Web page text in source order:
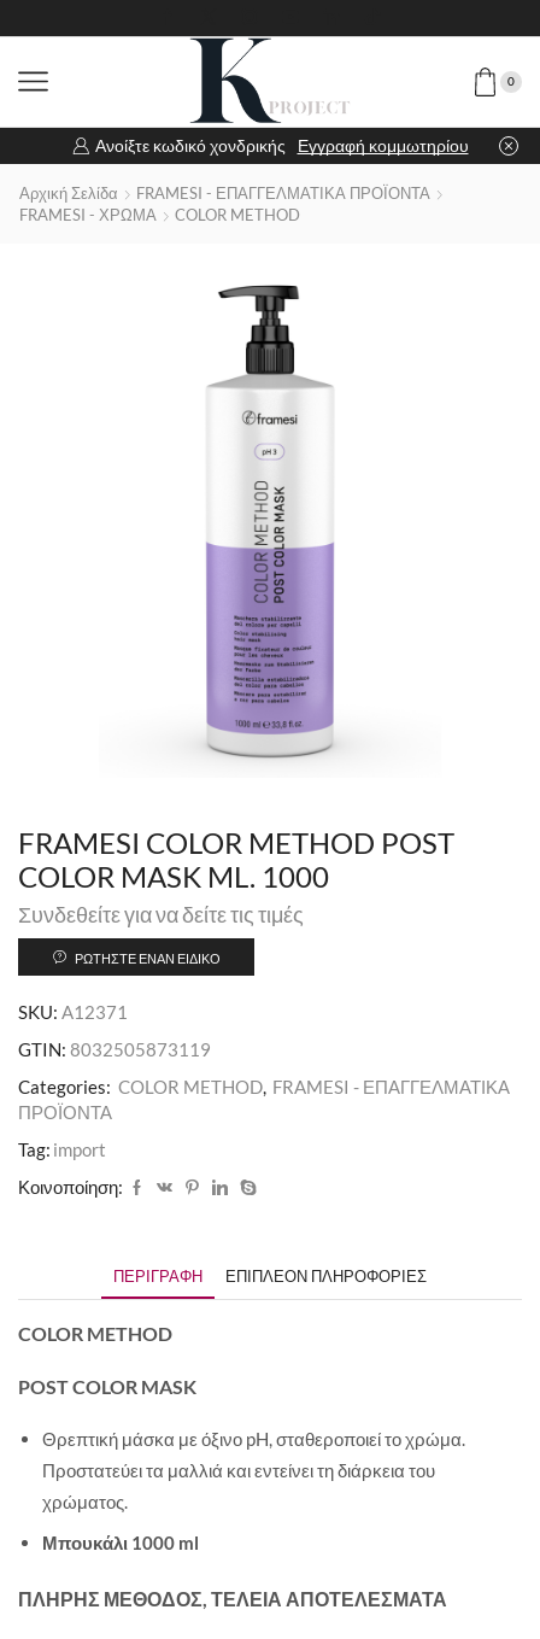
0
Ανοίξτε κωδικό χονδρικής Εγγραφή κομμωτηρίου
Αρχική Σελίδα
FRAMESI - ΕΠΑΓΓΕΛΜΑΤΙΚΑ ΠΡΟΪΟΝΤΑ
FRAMESI - ΧΡΩΜΑ
COLOR METHOD
FRAMESI COLOR METHOD POST
COLOR MASK ML. 1000
Συνδεθείτε για να δείτε τις τιμές
ΡΩΤΉΣΤΕ ΈΝΑΝ ΕΙΔΙΚΌ
SKU: A12371
GTIN: 8032505873119
Categories: COLOR METHOD, FRAMESI - ΕΠΑΓΓΕΛΜΑΤΙΚΑ
ΠΡΟΪΟΝΤΑ
Tag: import
Κοινοποίηση:
ΠΕΡΙΓΡΑΦΉ ΕΠΙΠΛΈΟΝ ΠΛΗΡΟΦΟΡΊΕΣ
COLOR METHOD
POST COLOR MASK
Θρεπτική μάσκα με όξινο pH, σταθεροποιεί το χρώμα.
Προστατεύει τα μαλλιά και εντείνει τη διάρκεια του
χρώματος.
Μπουκάλι 1000 ml
ΠΛΗΡΗΣ ΜΕΘΟΔΟΣ, ΤΕΛΕΙΑ ΑΠΟΤΕΛΕΣΜΑΤΑ